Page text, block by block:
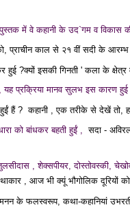
में वे कहानी के उद`गम व विकास
प्राचीन काल से २१ वीं सदी के
हुई ?क्यों इसकी गिनती ' कला के
यह प्रक्रिया मानव सुलभ इस कारण
हैं ? कहानी , एक तरीके से देखें तो,
को बांधकर बहती हुईं ,
सदा -
, शेक्सपीयर, दोस्तोवस्की,
, आज भी क्यूं भौगोलिक दूरियों को
मनन के फलस्वरूप, कथा-कहानियां